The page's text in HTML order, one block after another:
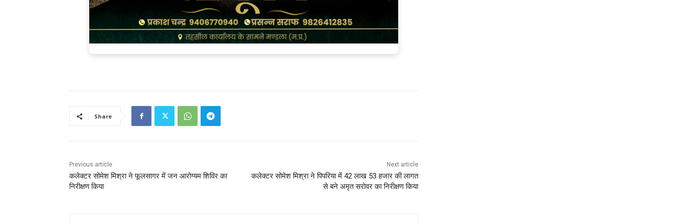
Share
Previous article
कलेक्टर सोमेश मिश्रा ने फूलसागर में जन आरोग्यम शिविर का
निरीक्षण किया
Next article
कलेक्टर सोमेश मिश्रा ने पिपरिया में 42 लाख 53 हजार की लागत
से बने अमृत सरोवर का निरीक्षण किया